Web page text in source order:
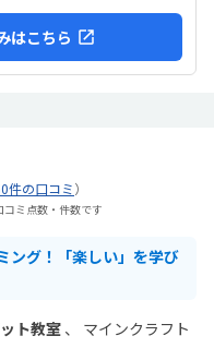
はこちら
件の口コミ）
ミ点数・件数です
ング！「楽しい」を学び
ト教室
マインクラフト